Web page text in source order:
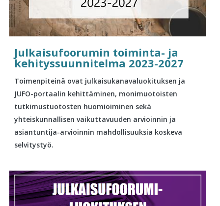
Julkaisufoorumin toiminta- ja
kehityssuunnitelma 2023-2027
Toimenpiteinä ovat julkaisukanavaluokituksen ja
JUFO-portaalin kehittäminen, monimuotoisten
tutkimustuotosten huomioiminen sekä
yhteiskunnallisen vaikuttavuuden arvioinnin ja
asiantuntija-arvioinnin mahdollisuuksia koskeva
selvitystyö.